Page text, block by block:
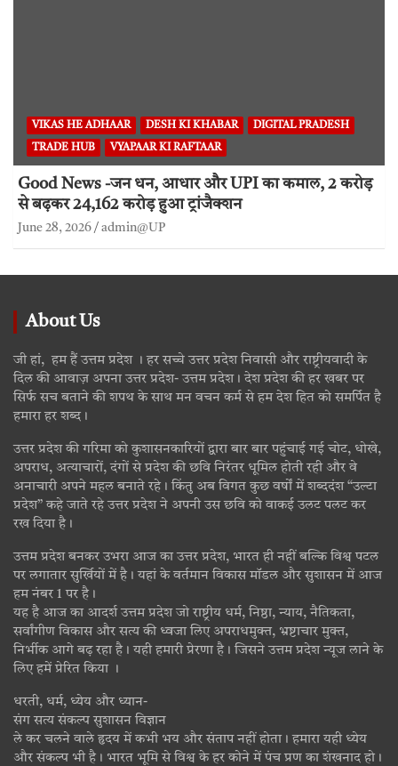
VIKAS HE ADHAAR DESH KI KHABAR DIGITAL PRADESH
TRADE HUB VYAPAAR KI RAFTAAR
Good News -जन धन, आधार और UPI का कमाल, 2 करोड़
से बढ़कर 24,162 करोड़ हुआ ट्रांजैक्शन
June 28, 2026 admin@UP
About Us
जी हां, हम हैं उत्तम प्रदेश । हर सच्चे उत्तर प्रदेश निवासी और राष्ट्रीयवादी के
दिल की आवाज़ अपना उत्तर प्रदेश- उत्तम प्रदेश। देश प्रदेश की हर खबर पर
सिर्फ सच बताने की शपथ के साथ मन वचन कर्म से हम देश हित को समर्पित है
हमारा हर शब्द।
उत्तर प्रदेश की गरिमा को कुशासनकारियों द्वारा बार बार पहुंचाई गई चोट, धोखे,
अपराध, अत्याचारों, दंगों से प्रदेश की छवि निरंतर धूमिल होती रही और वे
अनाचारी अपने महल बनाते रहे। किंतु अब विगत कुछ वर्षों में शब्ददंश “उल्टा
प्रदेश” कहे जाते रहे उत्तर प्रदेश ने अपनी उस छवि को वाकई उलट पलट कर
रख दिया है।
उत्तम प्रदेश बनकर उभरा आज का उत्तर प्रदेश, भारत ही नहीं बल्कि विश्व पटल
पर लगातार सुर्खियों में है। यहां के वर्तमान विकास मॉडल और सुशासन में आज
हम नंबर 1 पर है।
यह है आज का आदर्श उत्तम प्रदेश जो राष्ट्रीय धर्म, निष्ठा, न्याय, नैतिकता,
सर्वांगीण विकास और सत्य की ध्वजा लिए अपराधमुक्त, भ्रष्टाचार मुक्त,
निर्भीक आगे बढ़ रहा है। यही हमारी प्रेरणा है। जिसने उत्तम प्रदेश न्यूज लाने के
लिए हमें प्रेरित किया ।
धरती, धर्म, ध्येय और ध्यान-
संग सत्य संकल्प सुशासन विज्ञान
ले कर चलने वाले हृदय में कभी भय और संताप नहीं होता। हमारा यही ध्येय
और संकल्प भी है। भारत भूमि से विश्व के हर कोने में पंच प्रण का शंखनाद हो।